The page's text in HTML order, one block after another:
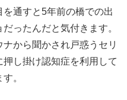
通すと5年前の橋での出
ったんだと気付きます。
から聞かされ戸惑うセリ
し掛け認知症を利用して
。